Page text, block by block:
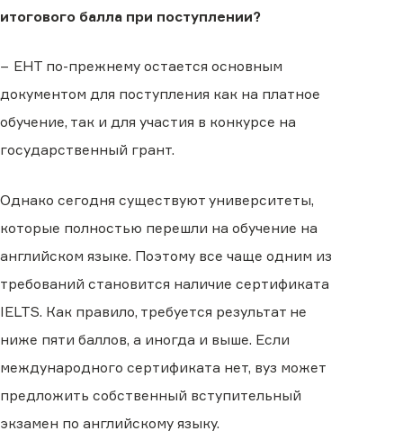
итогового балла при поступлении?
− ЕНТ по-прежнему остается основным
документом для поступления как на платное
обучение, так и для участия в конкурсе на
государственный грант.
Однако сегодня существуют университеты,
которые полностью перешли на обучение на
английском языке. Поэтому все чаще одним из
требований становится наличие сертификата
IELTS. Как правило, требуется результат не
ниже пяти баллов, а иногда и выше. Если
международного сертификата нет, вуз может
предложить собственный вступительный
экзамен по английскому языку.